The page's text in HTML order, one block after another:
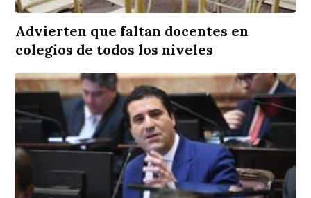
Advierten que faltan docentes en
colegios de todos los niveles